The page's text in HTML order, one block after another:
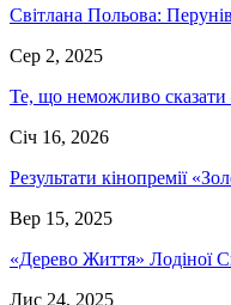
Світлана Польова:
Сер 2, 2025
Те, що неможливо
Січ 16, 2026
Результати кінопремії
Вер 15, 2025
«Дерево Життя» Лодіної
Лис 24, 2025